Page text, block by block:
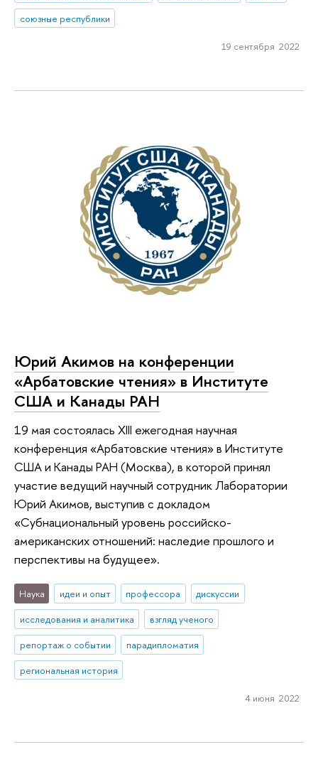
союзные республики
19 сентября 2022
Юрий Акимов на конференции
«Арбатовские чтения» в Институте
США и Канады РАН
19 мая состоялась XIII ежегодная научная
конференция «Арбатовские чтения» в Институте
США и Канады РАН (Москва), в которой принял
участие ведущий научный сотрудник Лаборатории
Юрий Акимов, выступив с докладом
«Субнациональный уровень российско-
американских отношений: наследие прошлого и
перспективы на будущее».
Наука идеи и опыт профессора
дискуссии
исследования и аналитика
взгляд ученого
репортаж о событии
парадипломатия
региональная история
4 июня 2022